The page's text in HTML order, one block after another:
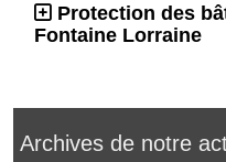
Protection des
Fontaine Lorraine
Archives de notre